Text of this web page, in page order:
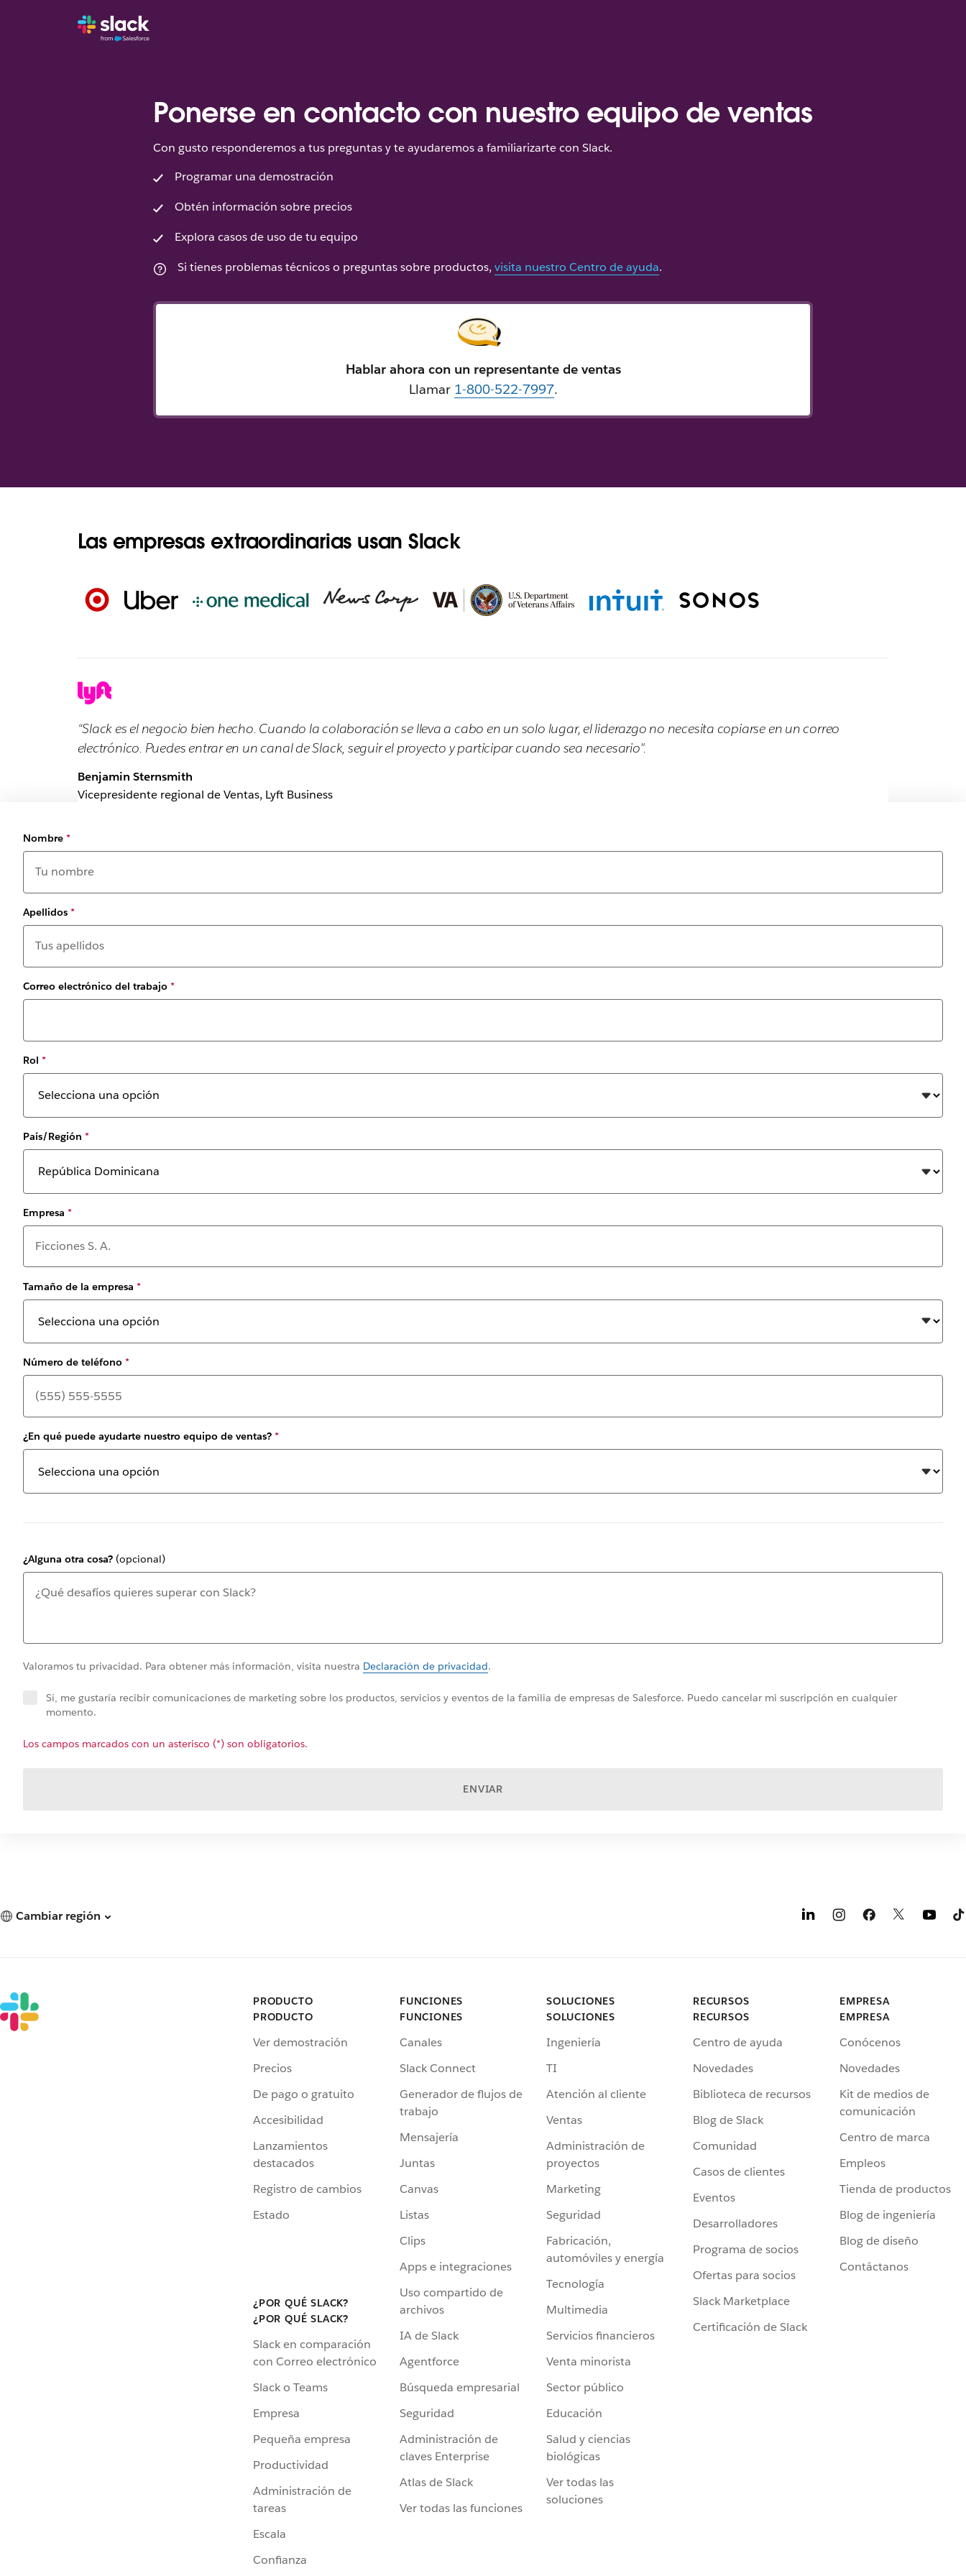
Ponerse en contacto con nuestro equipo de ventas
Con gusto responderemos a tus preguntas y te ayudaremos a familiarizarte con Slack.
Programar una demostración
Obtén información sobre precios
Explora casos de uso de tu equipo
Si tienes problemas técnicos o preguntas sobre productos,visita nuestro Centro de ayuda.
Hablar ahora con un representante de ventas
Llamar 1-800-522-7997.
Las empresas extraordinarias usan Slack
“Slack es el negocio bien hecho. Cuando la colaboración se lleva a cabo en un solo lugar, el liderazgo no necesita copiarse en un correo
electrónico. Puedes entrar en un canal de Slack, seguir el proyecto y participar cuando sea necesario".
Benjamin Sternsmith
Vicepresidente regional de Ventas, Lyft Business
Nombre *
Apellidos *
Correo electrónico del trabajo *
Rol *
País/Región *
Empresa *
Tamaño de la empresa *
Número de teléfono *
¿En qué puede ayudarte nuestro equipo de ventas? *
¿Alguna otra cosa? (opcional)
Valoramos tu privacidad. Para obtener más información, visita nuestra Declaración de privacidad.
Sí, me gustaría recibir comunicaciones de marketing sobre los productos, servicios y eventos de la familia de empresas de Salesforce. Puedo cancelar mi suscripción en cualquier
momento.
Los campos marcados con un asterisco (*) son obligatorios.
ENVIAR
Cambiar región
PRODUCTO
PRODUCTO
Ver demostración
Precios
De pago o gratuito
Accesibilidad
Lanzamientos
destacados
Registro de cambios
Estado
¿POR QUÉ SLACK?
¿POR QUÉ SLACK?
Slack en comparación
con Correo electrónico
Slack o Teams
Empresa
Pequeña empresa
Productividad
Administración de
tareas
Escala
Confianza
FUNCIONES
FUNCIONES
Canales
Slack Connect
Generador de flujos de
trabajo
Mensajería
Juntas
Canvas
Listas
Clips
Apps e integraciones
Uso compartido de
archivos
IA de Slack
Agentforce
Búsqueda empresarial
Seguridad
Administración de
claves Enterprise
Atlas de Slack
Ver todas las funciones
SOLUCIONES
SOLUCIONES
Ingeniería
TI
Atención al cliente
Ventas
Administración de
proyectos
Marketing
Seguridad
Fabricación,
automóviles y energía
Tecnología
Multimedia
Servicios financieros
Venta minorista
Sector público
Educación
Salud y ciencias
biológicas
Ver todas las
soluciones
RECURSOS
RECURSOS
Centro de ayuda
Novedades
Biblioteca de recursos
Blog de Slack
Comunidad
Casos de clientes
Eventos
Desarrolladores
Programa de socios
Ofertas para socios
Slack Marketplace
Certificación de Slack
EMPRESA
EMPRESA
Conócenos
Novedades
Kit de medios de
comunicación
Centro de marca
Empleos
Tienda de productos
Blog de ingeniería
Blog de diseño
Contáctanos